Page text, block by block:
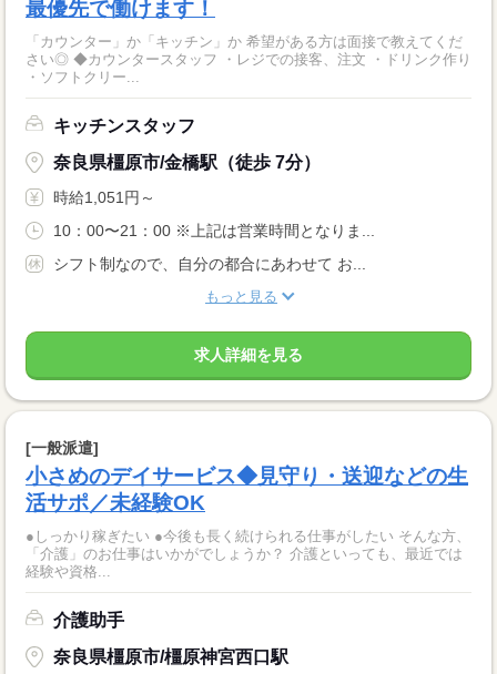
最優先で働けます！
「カウンター」か「キッチン」か 希望がある方は面接で教えてくだ
さい◎ ◆カウンタースタッフ ・レジでの接客、注文 ・ドリンク作り
・ソフトクリー...
キッチンスタッフ
奈良県橿原市/金橋駅（徒歩 7分）
時給1,051円～
10：00〜21：00 ※上記は営業時間となりま...
シフト制なので、自分の都合にあわせて お...
もっと見る
求人詳細を見る
[一般派遣]
小さめのデイサービス◆見守り・送迎などの生
活サポ／未経験OK
●しっかり稼ぎたい ●今後も長く続けられる仕事がしたい そんな方、
「介護」のお仕事はいかがでしょうか？ 介護といっても、最近では
経験や資格...
介護助手
奈良県橿原市/橿原神宮西口駅